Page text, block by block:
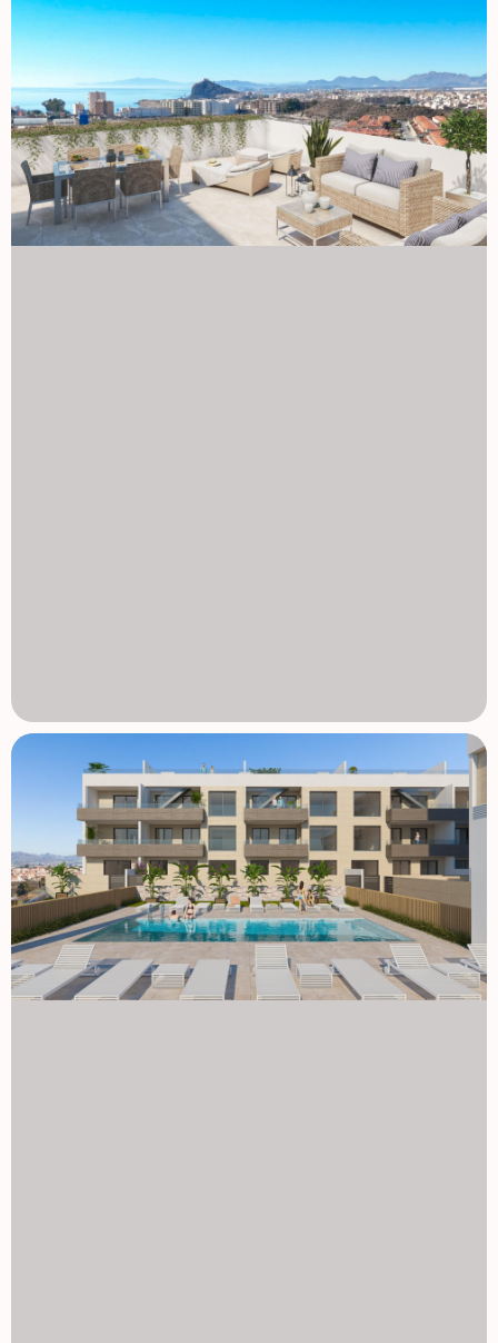
relaksu na słońcu. To idealne miejsce do nurkowania,
sportów wodnych, wędrówek i golfa. Posiada 28
kilometrów linii brzegowej, na której znajduje się 35 plaż o
różnej grubości piasku, rozmieszczonych w różnych
krajobrazach, od zatoczek i dziewiczych plaż w naturalnych
otoczach po miejskie plaże miasta Aguilas. Ciepły,
pustynny klimat panuje przez cały rok, ze średnią roczną
temperaturą 22º, z łagodnymi temperaturami zimą i bardzo
gorącym latem. 1129